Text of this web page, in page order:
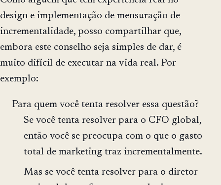
design e implementação de mensuração de
incrementalidade, posso compartilhar que,
embora este conselho seja simples de dar, é
muito difícil de executar na vida real. Por
exemplo:
Para quem você tenta resolver essa questão?
Se você tenta resolver para o CFO global,
então você se preocupa com o que o gasto
total de marketing traz incrementalmente.
Mas se você tenta resolver para o diretor